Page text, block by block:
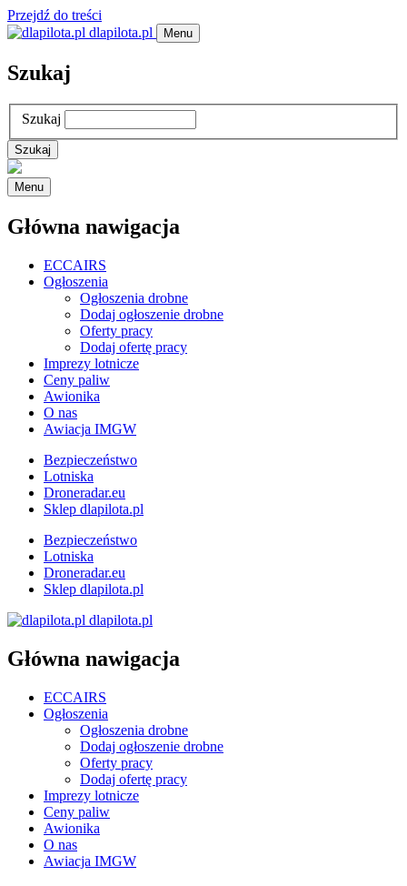
Przejdź do treści
dlapilota.pl
Menu
Szukaj
Szukaj
Menu
Główna nawigacja
ECCAIRS
Ogłoszenia
Ogłoszenia drobne
Dodaj ogłoszenie drobne
Oferty pracy
Dodaj ofertę pracy
Imprezy lotnicze
Ceny paliw
Awionika
O nas
Awiacja IMGW
Bezpieczeństwo
Lotniska
Droneradar.eu
Sklep dlapilota.pl
Bezpieczeństwo
Lotniska
Droneradar.eu
Sklep dlapilota.pl
dlapilota.pl
Główna nawigacja
ECCAIRS
Ogłoszenia
Ogłoszenia drobne
Dodaj ogłoszenie drobne
Oferty pracy
Dodaj ofertę pracy
Imprezy lotnicze
Ceny paliw
Awionika
O nas
Awiacja IMGW